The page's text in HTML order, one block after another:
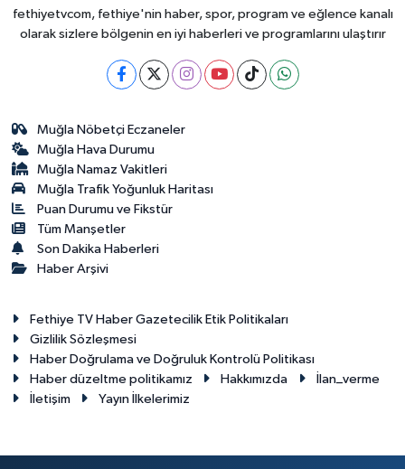
fethiyetvcom, fethiye'nin haber, spor, program ve eğlence kanalı
olarak sizlere bölgenin en iyi haberleri ve programlarını ulaştırır
Muğla Nöbetçi Eczaneler
Muğla Hava Durumu
Muğla Namaz Vakitleri
Muğla Trafik Yoğunluk Haritası
Puan Durumu ve Fikstür
Tüm Manşetler
Son Dakika Haberleri
Haber Arşivi
Fethiye TV Haber Gazetecilik Etik Politikaları
Gizlilik Sözleşmesi
Haber Doğrulama ve Doğruluk Kontrolü Politikası
Haber düzeltme politikamız
Hakkımızda
İlan_verme
İletişim
Yayın İlkelerimiz